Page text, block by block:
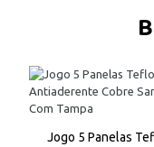
Jogo 5 Panelas